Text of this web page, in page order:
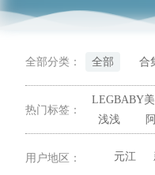
全部分类： 全部 合
热门标签：
LEGBABY
浅浅
用户地区： 元江